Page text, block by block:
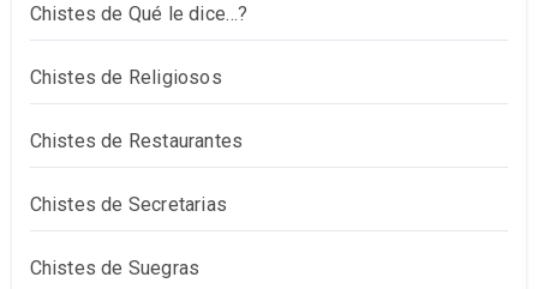
Chistes de Qué le dice…?
Chistes de Religiosos
Chistes de Restaurantes
Chistes de Secretarias
Chistes de Suegras